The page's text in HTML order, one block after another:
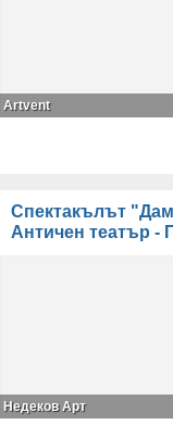
Аrtvent
Спектакълът
Античен театър -
Недеков Арт